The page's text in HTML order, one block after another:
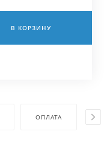
В КОРЗИНУ
ОПЛАТА